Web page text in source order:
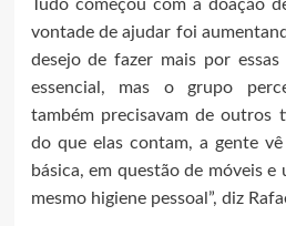
Tudo começou com a doação
vontade de ajudar foi
desejo de fazer mais por
essencial, mas o grupo
também precisavam de outros
do que elas contam, a gente
básica, em questão de móveis e
mesmo higiene pessoal”, diz